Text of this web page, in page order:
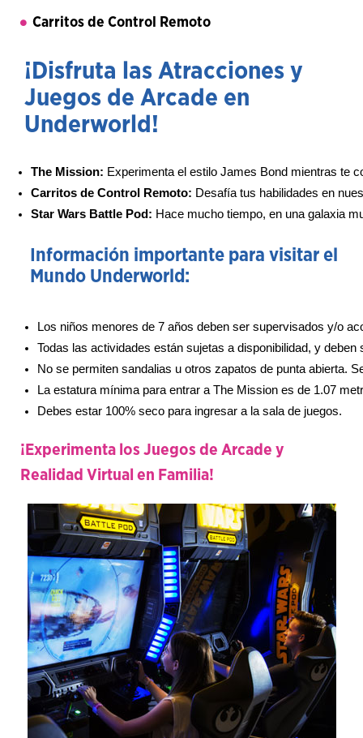
Carritos de Control Remoto
¡Disfruta las Atracciones y
Juegos de Arcade en
Underworld!
The Mission: Experimenta el estilo James Bond mientras te
Carritos de Control Remoto: Desafía tus habilidades en
Star Wars Battle Pod: Hace mucho tiempo, en una galaxia
Información importante para visitar el
Mundo Underworld:
Los niños menores de 7 años deben ser supervisados y/o
Todas las actividades están sujetas a disponibilidad, y
No se permiten sandalias u otros zapatos de punta abierta.
La estatura mínima para entrar a The Mission es de 1.07
Debes estar 100% seco para ingresar a la sala de juegos.
¡Experimenta los Juegos de Arcade y
Realidad Virtual en Familia!